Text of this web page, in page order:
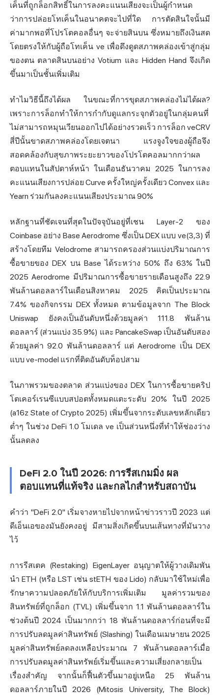
เค็นที่ถูกล็อกสิทธิ์ในการลงคะแนนเสียงจะเป็นผู้กำหนด
ว่าการปล่อยโทเค็นในอนาคตจะไปที่ใด การตัดสินใจนั้นมี
ค่ามากพอที่โปรโตคอลอื่นๆ จะจ่ายสินบน ซึ่งหมายถึงเงินสด
โดยตรงให้กับผู้ถือโทเค็น ve เพื่อดึงดูดสภาพคล่องเข้าสู่กลุ่ม
ของตน ตลาดสินบนอย่าง Votium และ Hidden Hand จึงเกิด
ขึ้นมาเป็นชั้นเพิ่มเติม
ทำไมวิธีนี้ถึงได้ผล ในขณะที่การขุดสภาพคล่องไม่ได้ผล?
เพราะการล็อกทำให้การกำกับดูแลกระจุกตัวอยู่ในกลุ่มคนที่
ไม่สามารถหมุนเวียนออกไปได้อย่างรวดเร็ว การล็อก veCRV
สี่ปีนั้นขาดสภาพคล่องโดยเจตนา แรงจูงใจของผู้ถือจึง
สอดคล้องกับสุขภาพระยะยาวของโปรโตคอลมากกว่าผล
ตอบแทนในสัปดาห์หน้า ในเดือนธันวาคม 2025 ในการลง
คะแนนเสียงการปล่อย Curve ครั้งใหญ่ครั้งเดียว Convex และ
Yearn ร่วมกันลงคะแนนเสียงประมาณ 90%
หลักฐานที่ชัดเจนที่สุดในปัจจุบันอยู่ที่เชน Layer-2 ของ
Coinbase อย่าง Base Aerodrome ซึ่งเป็น DEX แบบ ve(3,3) ที่
สร้างโดยทีม Velodrome สามารถครองส่วนแบ่งปริมาณการ
ซื้อขายของ DEX บน Base ได้ระหว่าง 50% ถึง 63% ในปี
2025 Aerodrome มีปริมาณการซื้อขายรายเดือนสูงถึง 22.9
พันล้านดอลลาร์ในเดือนสิงหาคม 2025 คิดเป็นประมาณ
7.4% ของกิจกรรม DEX ทั้งหมด ตามข้อมูลจาก The Block
Uniswap ยังคงเป็นอันดับหนึ่งด้วยมูลค่า 111.8 พันล้าน
ดอลลาร์ (ส่วนแบ่ง 35.9%) และ PancakeSwap เป็นอันดับสอง
ด้วยมูลค่า 92.0 พันล้านดอลลาร์ แต่ Aerodrome เป็น DEX
แบบ ve-model แรกที่ติดอันดับท็อปสาม
ในภาพรวมของตลาด ส่วนแบ่งของ DEX ในการซื้อขายคริป
โตเคอร์เรนซีแบบสปอตทั้งหมดแตะระดับ 20% ในปี 2025
(a16z State of Crypto 2025) เพิ่มขึ้นจากระดับเลขหลักเดียว
ต่ำๆ ในช่วง DeFi 1.0 โมเดล ve เป็นส่วนหนึ่งที่ทำให้ช่องว่าง
นั้นลดลง
DeFi 2.0 ในปี 2026: การรีสเกมมิ่ง ผล
ตอบแทนที่แท้จริง และกลไกสำหรับสถาบัน
คำว่า "DeFi 2.0" เริ่มจางหายไปจากหน้าข่าวราวปี 2023 แต่
ดีเอ็นเอของมันยังคงอยู่ มีสามสิ่งเกิดขึ้นบนเส้นทางที่มันวาง
ไว้
การรีสเตค (Restaking) EigenLayer อนุญาตให้ผู้วางเดิมพัน
นำ ETH (หรือ LST เช่น stETH ของ Lido) กลับมาใช้ใหม่เพื่อ
รักษาความปลอดภัยให้กับบริการเพิ่มเติม มูลค่ารวมของ
สินทรัพย์ที่ถูกล็อก (TVL) เพิ่มขึ้นจาก 1.1 พันล้านดอลลาร์ใน
ช่วงต้นปี 2024 เป็นมากกว่า 18 พันล้านดอลลาร์ก่อนที่จะมี
การปรับลดมูลค่าสินทรัพย์ (Slashing) ในเดือนเมษายน 2025
มูลค่าสินทรัพย์ลดลงเหลือประมาณ 7 พันล้านดอลลาร์เมื่อ
การปรับลดมูลค่าสินทรัพย์เริ่มขึ้นและความเสี่ยงกลายเป็น
เรื่องสำคัญ จากนั้นก็ฟื้นตัวขึ้นมาอยู่เหนือ 25 พันล้าน
ดอลลาร์ภายในปี 2026 (Mitosis University, The Block)